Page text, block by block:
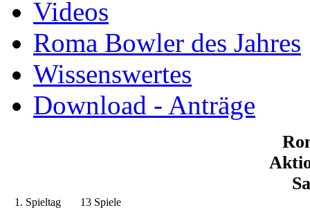
Videos
Roma Bowler des Jahres
Wissenswertes
Download - Anträge
1. Spieltag
13 Spiele